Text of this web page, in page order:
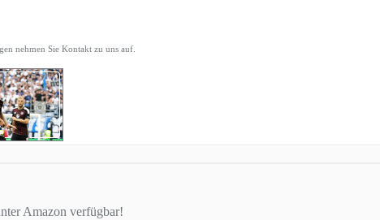
nehmen Sie Kontakt zu uns auf.
Amazon verfügbar!